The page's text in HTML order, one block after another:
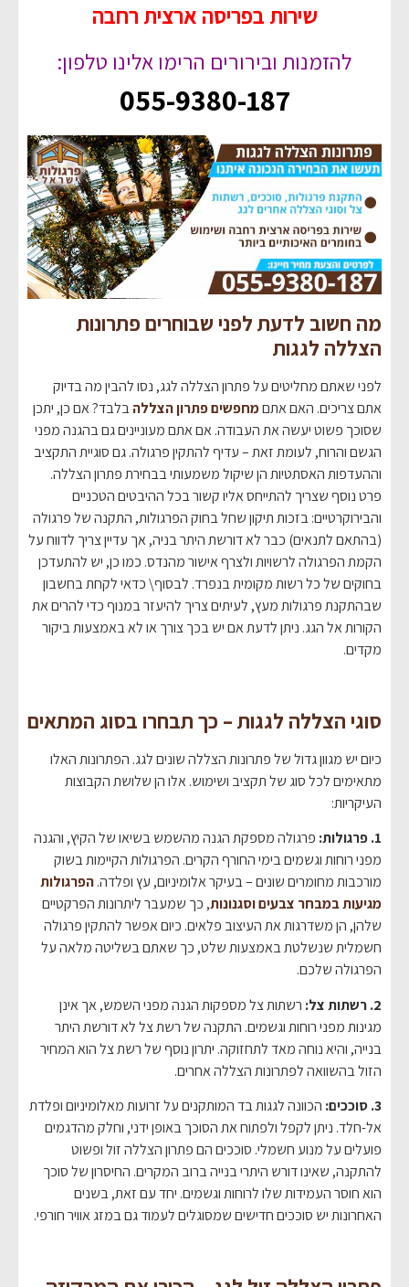
שירות בפריסה ארצית רחבה
להזמנות ובירורים הרימו אלינו טלפון:
055-9380-187
מה חשוב לדעת לפני שבוחרים פתרונות
הצללה לגגות
לפני שאתם מחליטים על פתרון הצללה לגג, נסו להבין מה בדיוק
אתם צריכים. האם אתםמחפשים פתרון הצללהבלבד? אם כן, יתכן
שסוכך פשוט יעשה את העבודה. אם אתם מעוניינים גם בהגנה מפני
הגשם והרוח, לעומת זאת – עדיף להתקין פרגולה. גם סוגיית התקציב
וההעדפות האסתטיות הן שיקול משמעותי בבחירת פתרון הצללה.
פרט נוסף שצריך להתייחס אליו קשור בכל ההיבטים הטכניים
והבירוקרטיים: בזכות תיקון שחל בחוק הפרגולות, התקנה של פרגולה
(בהתאם לתנאים) כבר לא דורשת היתר בניה, אך עדיין צריך לדווח על
הקמת הפרגולה לרשויות ולצרף אישור מהנדס. כמו כן, יש להתעדכן
בחוקים של כל רשות מקומית בנפרד. לבסוף\ כדאי לקחת בחשבון
שבהתקנת פרגולות מעץ, לעיתים צריך להיעזר במנוף כדי להרים את
הקורות אל הגג. ניתן לדעת אם יש בכך צורך או לא באמצעות ביקור
מקדים.
סוגי הצללה לגגות – כך תבחרו בסוג המתאים
כיום יש מגוון גדול של פתרונות הצללה שונים לגג. הפתרונות האלו
מתאימים לכל סוג של תקציב ושימוש. אלו הן שלושת הקבוצות
העיקריות:
1. פרגולות:
פרגולה מספקת הגנה מהשמש בשיאו של הקיץ, והגנה
מפני רוחות וגשמים בימי החורף הקרים. הפרגולות הקיימות בשוק
מורכבות מחומרים שונים – בעיקר אלומיניום, עץ ופלדה.הפרגולות
מגיעות במבחר צבעים וסגנונות, כך שמעבר ליתרונות הפרקטיים
שלהן, הן משדרגות את העיצוב פלאים. כיום אפשר להתקין פרגולה
חשמלית שנשלטת באמצעות שלט, כך שאתם בשליטה מלאה על
הפרגולה שלכם.
2. רשתות צל:
רשתות צל מספקות הגנה מפני השמש, אך אינן
מגינות מפני רוחות וגשמים. התקנה של רשת צל לא דורשת היתר
בנייה, והיא נוחה מאד לתחזוקה. יתרון נוסף של רשת צל הוא המחיר
הזול בהשוואה לפתרונות הצללה אחרים.
3. סוככים:
הכוונה לגגות בד המותקנים על זרועות מאלומיניום ופלדת
אל-חלד. ניתן לקפל ולפתוח את הסוכך באופן ידני, וחלק מהדגמים
פועלים על מנוע חשמלי. סוככים הם פתרון הצללה זול ופשוט
להתקנה, שאינו דורש היתרי בנייה ברוב המקרים. החיסרון של סוכך
הוא חוסר העמידות שלו לרוחות וגשמים. יחד עם זאת, בשנים
האחרונות יש סוככים חדישים שמסוגלים לעמוד גם במזג אוויר חורפי.